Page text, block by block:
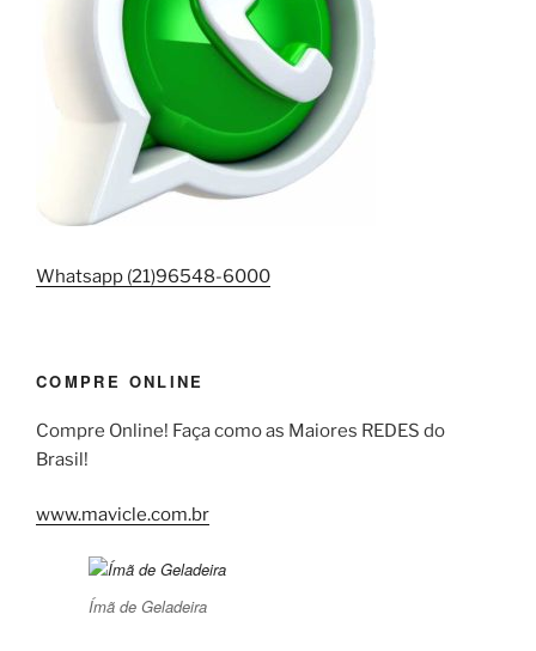
Whatsapp (21)96548-6000
COMPRE ONLINE
Compre Online! Faça como as Maiores REDES do
Brasil!
www.mavicle.com.br
Ímã de Geladeira